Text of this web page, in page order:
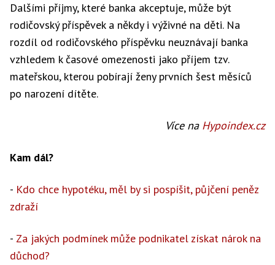
Dalšími příjmy, které banka akceptuje, může být
rodičovský příspěvek a někdy i výživné na děti. Na
rozdíl od rodičovského příspěvku neuznávají banka
vzhledem k časové omezenosti jako příjem tzv.
mateřskou, kterou pobírají ženy prvních šest měsíců
po narození dítěte.
Více na Hypoindex.cz
Kam dál?
- Kdo chce hypotéku, měl by si pospíšit, půjčení peněz
zdraží
- Za jakých podmínek může podnikatel získat nárok na
důchod?